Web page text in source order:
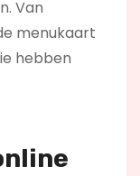
Van
menukaart
hebben